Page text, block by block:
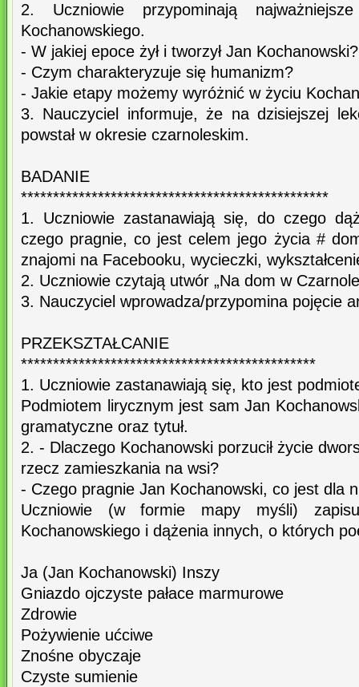
2. Uczniowie przypominają
Kochanowskiego.
- W jakiej epoce żył i tworzył Jan Kochanowski?
- Czym charakteryzuje się humanizm?
- Jakie etapy możemy wyróżnić w życiu
3. Nauczyciel informuje, że na dzisiejszej
powstał w okresie czarnoleskim.
BADANIE
************************************************
1. Uczniowie zastanawiają się, do czego
czego pragnie, co jest celem jego życia #
znajomi na Facebooku, wycieczki,
2. Uczniowie czytają utwór „Na dom w
3. Nauczyciel wprowadza/przypomina pojęcie
PRZEKSZTAŁCANIE
**********************************************
1. Uczniowie zastanawiają się, kto jest
Podmiotem lirycznym jest sam Jan
gramatyczne oraz tytuł.
2. - Dlaczego Kochanowski porzucił życie
rzecz zamieszkania na wsi?
- Czego pragnie Jan Kochanowski, co jest dla
Uczniowie (w formie mapy myśli)
Kochanowskiego i dążenia innych, o których
Ja (Jan Kochanowski) Inszy
Gniazdo ojczyste pałace marmurowe
Zdrowie
Pożywienie ućciwe
Znośne obyczaje
Czyste sumienie